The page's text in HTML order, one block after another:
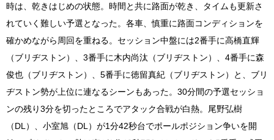
時は、乾きはじめの状態。時間と共に路面が乾き、タイムも更新さ
れていく難しい予選となった。各車、慎重に路面コンディションを
確かめながら周回を重ねる。セッション中盤には2番手に高橋直輝
（ブリヂストン）、3番手に木内尚汰（ブリヂストン）、4番手に森
俊也（ブリヂストン）、5番手に徳留真紀（ブリヂストン）と、ブリ
ヂストン勢が上位に連なるシーンもあった。30分間の予選セッショ
ンの残り3分を切ったところでアタック合戦が白熱。尾野弘樹
（DL）、小室旭（DL）が1分42秒台でポールポジション争いを開